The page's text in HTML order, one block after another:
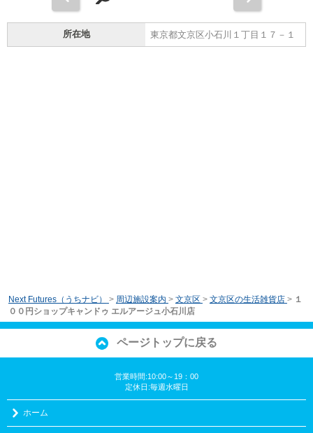
所在地 東京都文京区小石川１丁目１７－１
Next Futures（うちナビ） > 周辺施設案内 > 文京区 > 文京区の生活雑貨店 > １
００円ショップキャンドゥ エルアージュ小石川店
ページトップに戻る
営業時間:10:00～19：00
定休日:毎週水曜日
ホーム